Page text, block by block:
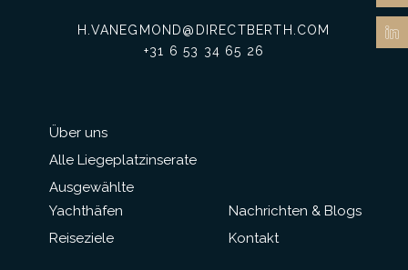
Über uns
Alle Liegeplatzinserate
Ausgewählte
Yachthäfen
Reiseziele
H.VANEGMOND@DIRECTBERTH.COM
+31 6 53 34 65 26
Nachrichten & Blogs
Kontakt